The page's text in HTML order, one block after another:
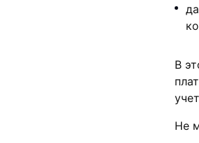
В
Не